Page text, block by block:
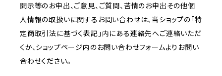
開示等のお申出、ご意見、ご質問、苦情のお申出その他個
人情報の取扱いに関するお問い合わせは、当ショップの「特
定商取引法に基づく表記」内にある連絡先へご連絡いただ
くか、ショップページ内のお問い合わせフォームよりお問い
合わせください。